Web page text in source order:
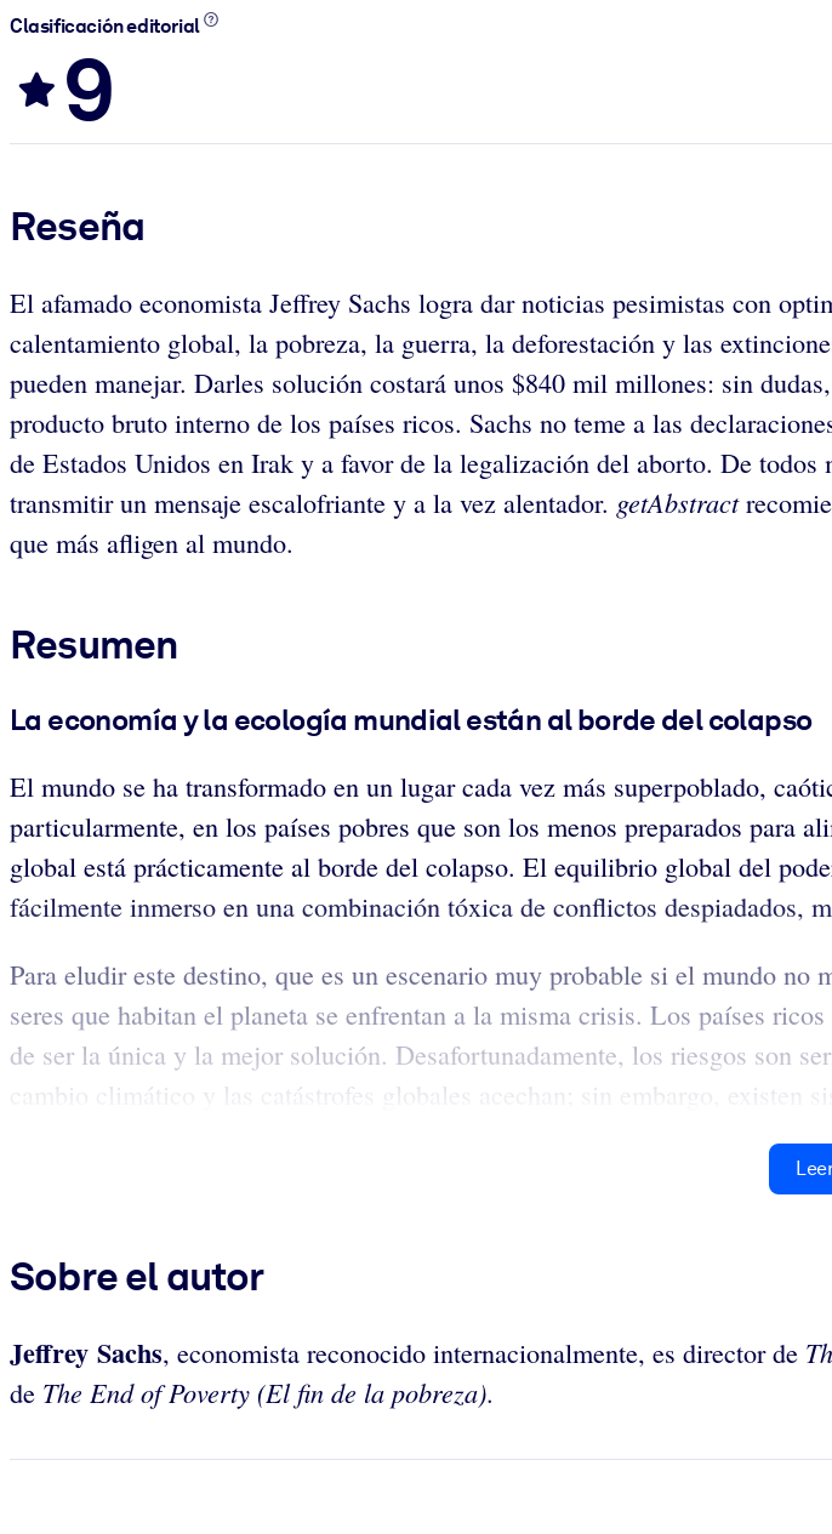
Clasificación editorial
9
Reseña
El afamado economista Jeffrey Sachs logra dar noticias pesimistas con
calentamiento global, la pobreza, la guerra, la deforestación y las
pueden manejar. Darles solución costará unos $840 mil millones: sin
producto bruto interno de los países ricos. Sachs no teme a las
de Estados Unidos en Irak y a favor de la legalización del aborto. De
transmitir un mensaje escalofriante y a la vez alentador. getAbstract
que más afligen al mundo.
Resumen
La economía y la ecología mundial están al borde del colapso
El mundo se ha transformado en un lugar cada vez más superpoblado,
particularmente, en los países pobres que son los menos preparados para
global está prácticamente al borde del colapso. El equilibrio global del
fácilmente inmerso en una combinación tóxica de conflictos despiadados,
Para eludir este destino, que es un escenario muy probable si el mundo
seres que habitan el planeta se enfrentan a la misma crisis. Los países
de ser la única y la mejor solución. Desafortunadamente, los riesgos son
cambio climático y las catástrofes globales acechan; sin embargo, existen
Sobre el autor
Jeffrey Sachs, economista reconocido internacionalmente, es director de
de The End of Poverty (El fin de la pobreza).